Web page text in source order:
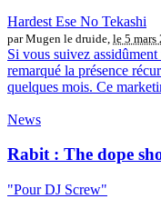
Hardest Ese No Tekashi
par Mugen le druide, le 5 mars
Si vous suivez
remarqué la présence
quelques mois. Ce
News
Rabit : The dope
"Pour DJ Screw"